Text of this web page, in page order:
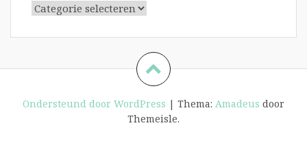
Categorieën
Ondersteund door WordPress | Thema: Amadeus door
Themeisle.